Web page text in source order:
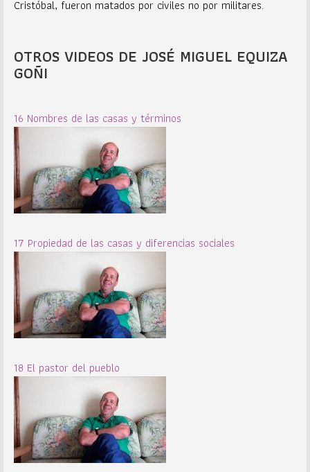
Cristóbal, fueron matados por civiles no por militares.
OTROS VIDEOS DE JOSÉ MIGUEL EQUIZA
GOÑI
16 Nombres de las casas y términos
17 Propiedad de las casas y diferencias sociales
18 El pastor del pueblo